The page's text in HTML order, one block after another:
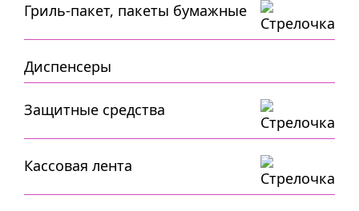
Гриль-пакет, пакеты бумажные
Диспенсеры
Защитные средства
Кассовая лента